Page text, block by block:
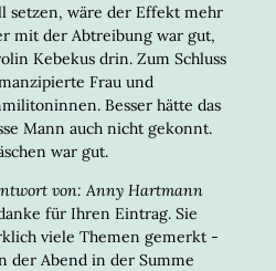
setzen, wäre der Effekt mehr
mit der Abtreibung war gut,
Kebekus drin. Zum Schluss
Frau und
Besser hätte das
Mann auch nicht gekonnt.
war gut.
von: Anny Hartmann
für Ihren Eintrag. Sie
viele Themen gemerkt -
der Abend in der Summe